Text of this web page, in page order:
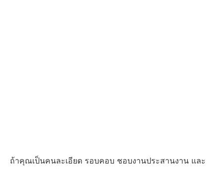
ถ้าคุณเป็นคนละเอียด รอบคอบ ชอบงานประสานงาน และ